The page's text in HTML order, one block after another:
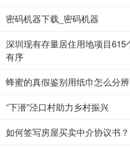
密码机器下载_密码机器
深圳现有存量居住用地项目
有序
蜂蜜的真假鉴别用纸巾怎么分
“下潜”泾口村助力乡村振兴
如何签写房屋买卖中介协议书？